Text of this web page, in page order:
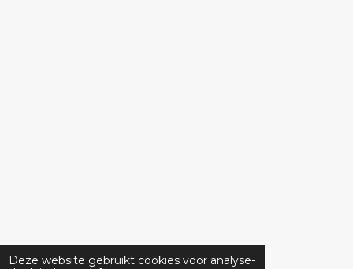
Deze website gebruikt cookies voor analyse-